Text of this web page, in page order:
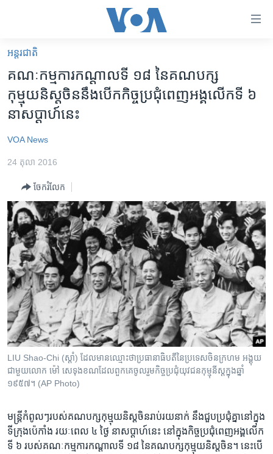
គេហទំព័រ​
ទាក់ទង
និង​
ចូល​
ទំព័រ​
ព័ត៌មាន​​
រំលង​
និង​
ចូល​
ទៅ​
ទំព័រ​
រចនា
សម្ព័ន្ធ​
រំលង​
និង​
ចូល​
ទៅ​
កាន់​
ទំព័រ​
អាមេរិក
ព្រឹត្តិការណ៍ព័ត៌មាន
ទូរទស្សន៍ / វីដេអូ​
វិទ្យុ / ផតខាសថ៍
កម្មវិធីទាំងអស់
Khmer English
បណ្តាញ​សង្គម
ភាសា
អន្តរជាតិ
គណៈកម្មការ​កណ្ដាល​ទី ១៨ នៃ​គណបក្ស​
កុម្មុយនិស្ត​ចិន​នឹង​បើក​កិច្ច​ប្រជុំ​ពេញ​អង្គ​លើក​ទី ៦
នា​សប្ដាហ៍​នេះ
VOA News
24 តុលា 2016
ចែករំលែក
LIU Shao-Chi (ស្តាំ)​ ដែល​មាន​ឈ្មោះ​ថា​ប្រធានាធិបតី​នៃ​ប្រទេ​សចិន​ក្រហម អង្គុយ
ជាមួយ​លោក​ ម៉ៅ​ សេទុង​ខណ​ដែល​ពួកគេ​ចូលរួម​កិច្ច​ប្រជុំ​យុវជន​កុម្មុនីស្ត​ក្នុង​ឆ្នាំ​
១៩៥៧។ (AP Photo)
មន្ត្រី​កំពូលៗ​របស់​គណបក្ស​កុម្មុយនិស្ត​ចិន​រាប់​រយ​នាក់ នឹង​ជួប​ប្រជុំ​គ្នា​នៅ​ក្នុង​
ទីក្រុង​ប៉េកាំង រយៈពេល ៤ ថ្ងៃ នា​សប្ដាហ៍​នេះ នៅ​ក្នុង​កិច្ច​ប្រជុំ​ពេញ​អង្គ​លើក​
ទី ៦ របស់​គណៈកម្មការ​កណ្ដាល​ទី ១៨ នៃ​គណបក្ស​កុម្មុយនិស្ត​ចិន។ នេះ​បើ​